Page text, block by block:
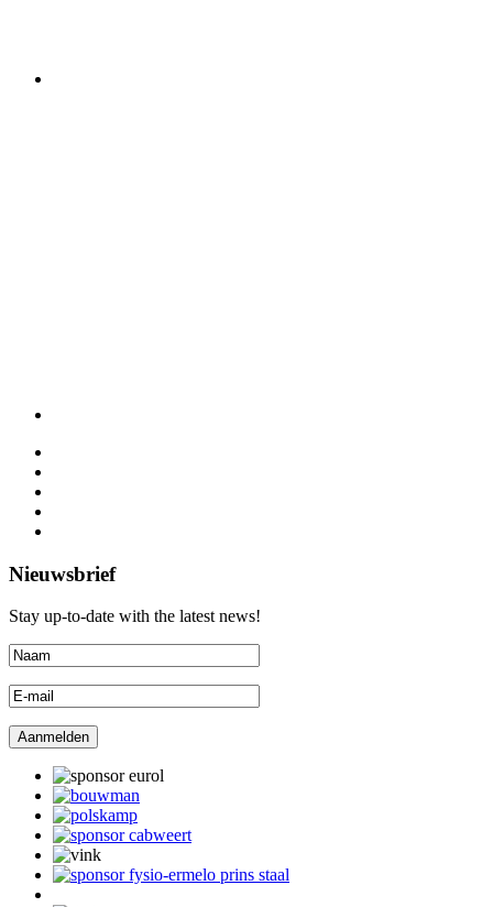
Nieuwsbrief
Stay up-to-date with the latest news!